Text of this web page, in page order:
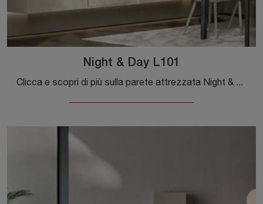
Night & Day L101
Clicca e scopri di più sulla parete attrezzata Night & Day L101 del brand Colombini Casa: è la soluzione dalle linee moderne ideale per te.